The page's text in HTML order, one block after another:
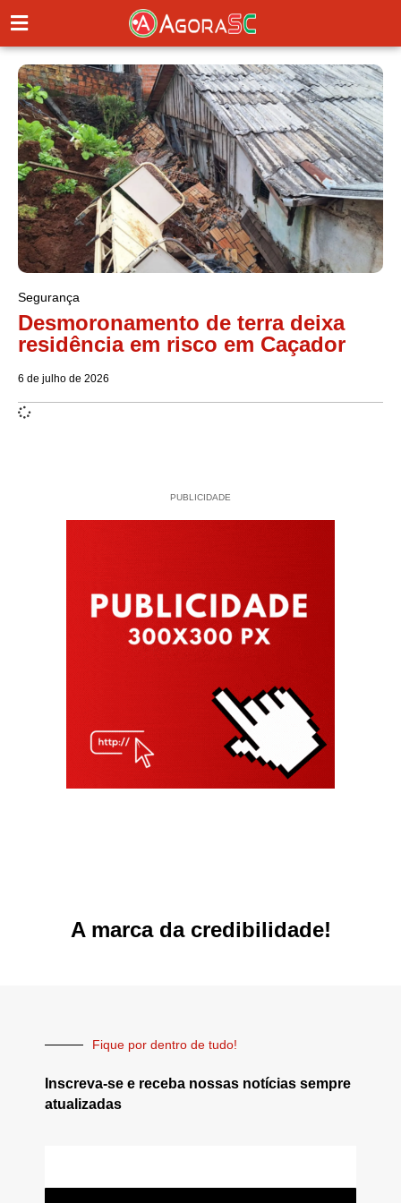
Segurança
Desmoronamento de terra deixa
residência em risco em Caçador
6 de julho de 2026
PUBLICIDADE
A marca da credibilidade!
Fique por dentro de tudo!
Inscreva-se e receba nossas notícias sempre
atualizadas